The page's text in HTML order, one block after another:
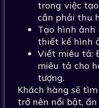
trong việc
cần phải thu
Tạo hình ảnh
thiết kế hình
Viết miêu tả:
miêu tả cho
tượng.
Khách hàng sẽ
trở nên nổi bật, ấn